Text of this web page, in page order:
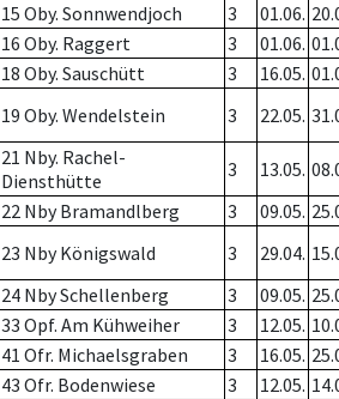
15 Oby. Sonnwendjoch 3 01.06.
16 Oby. Raggert 3 01.06.
18 Oby. Sauschütt 3 16.05.
19 Oby. Wendelstein 3 22.05.
21 Nby. Rachel-
Diensthütte
3 13.05.
22 Nby Bramandlberg 3 09.05.
23 Nby Königswald 3 29.04.
24 Nby Schellenberg 3 09.05.
33 Opf. Am Kühweiher 3 12.05.
41 Ofr. Michaelsgraben 3 16.05.
43 Ofr. Bodenwiese 3 12.05.